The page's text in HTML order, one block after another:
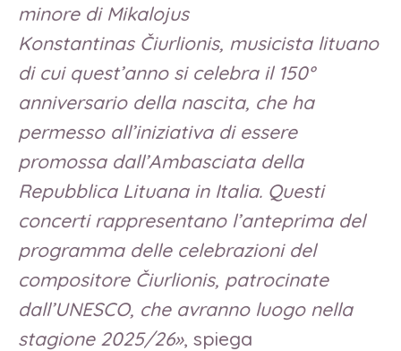
minore di Mikalojus
Konstantinas Čiurlionis, musicista lituano
di cui quest’anno si celebra il 150°
anniversario della nascita, che ha
permesso all’iniziativa di essere
promossa dall’Ambasciata della
Repubblica Lituana in Italia. Questi
concerti rappresentano l’anteprima del
programma delle celebrazioni del
compositore Čiurlionis, patrocinate
dall’UNESCO, che avranno luogo nella
stagione 2025/26», spiega